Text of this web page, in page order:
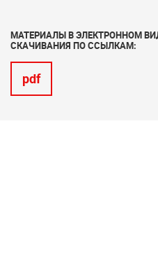
МАТЕРИАЛЫ В ЭЛЕКТРОННОМ
СКАЧИВАНИЯ ПО ССЫЛКАМ:
pdf